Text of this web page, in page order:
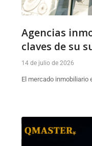
Agencias
claves de su
14 de julio de 2026
El mercado inmobiliario